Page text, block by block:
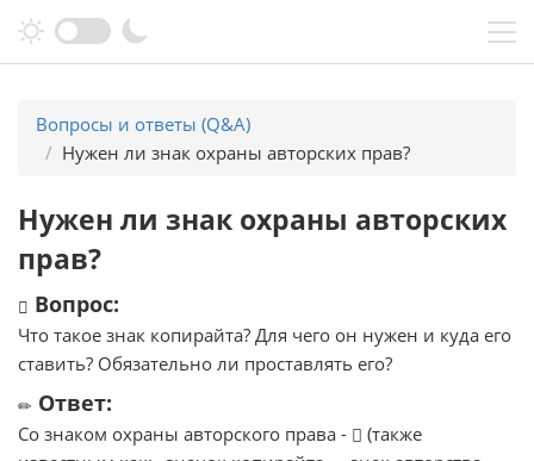
Перейти к основному содержанию
Вопросы и ответы (Q&A)
Нужен ли знак охраны авторских прав?
Нужен ли знак охраны авторских
прав?
Вопрос:
Что такое знак копирайта? Для чего он нужен и куда его
ставить? Обязательно ли проставлять его?
Ответ:
Со знаком охраны авторского права -
(также